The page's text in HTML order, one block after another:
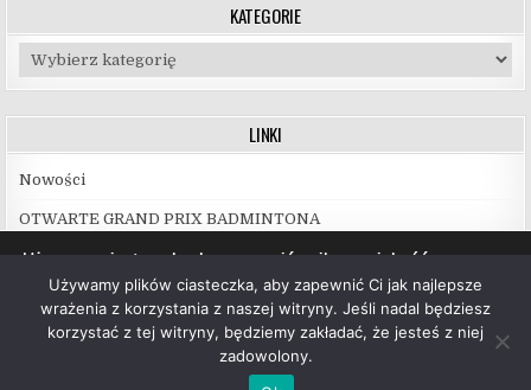
KATEGORIE
Kategorie
LINKI
Nowości
OTWARTE GRAND PRIX BADMINTONA
Copyright © 2026 UKS Hubal Białystok
Używamy ciasteczek, aby zapewnić najlepszą jakość
korzystania z naszej witryny.
Więcej informacji na temat plików ciasteczka, których
używamy, oraz możliwości ich wyłączenia znajdziesz w
ustawieniach.
Używamy plików ciasteczka, aby zapewnić Ci jak najlepsze
wrażenia z korzystania z naszej witryny. Jeśli nadal będziesz
korzystać z tej witryny, będziemy zakładać, że jesteś z niej
zadowolony.